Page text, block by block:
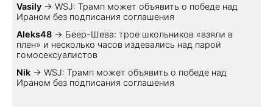
Vasily → WSJ: Трамп может объявить о победе над
Ираном без подписания соглашения
Aleks48 → Беер-Шева: трое школьников «взяли в
плен» и несколько часов издевались над парой
гомосексуалистов
Nik → WSJ: Трамп может объявить о победе над
Ираном без подписания соглашения